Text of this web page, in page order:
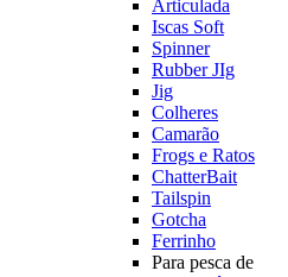
Articulada
Iscas Soft
Spinner
Rubber JIg
Jig
Colheres
Camarão
Frogs e Ratos
ChatterBait
Tailspin
Gotcha
Ferrinho
Para pesca de